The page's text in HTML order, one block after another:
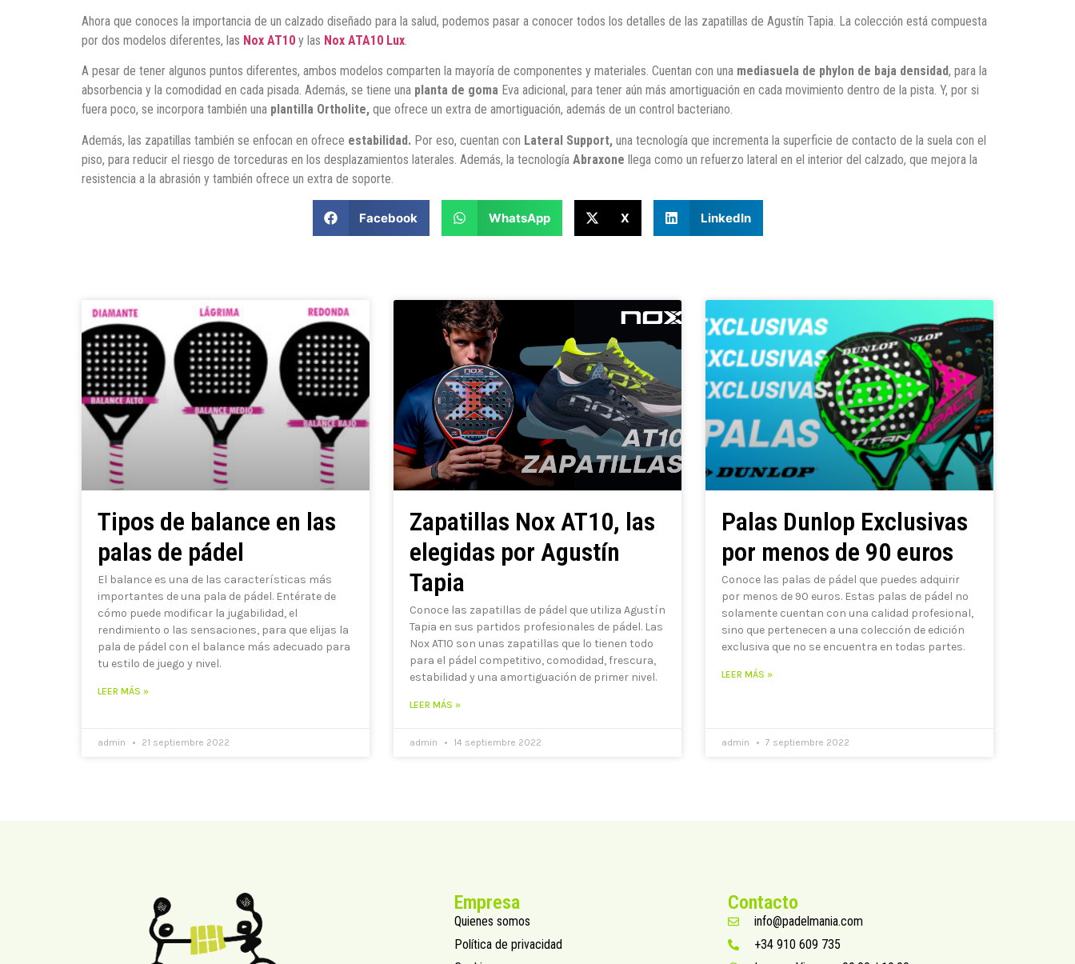
Ahora que conoces la importancia de un calzado diseñado para la salud, podemos pasar a conocer todos los detalles de las zapatillas de Agustín Tapia. La colección está compuesta
por dos modelos diferentes, las Nox AT10 y las Nox ATA10 Lux.
A pesar de tener algunos puntos diferentes, ambos modelos comparten la mayoría de componentes y materiales. Cuentan con una mediasuela de phylon de baja densidad, para la
absorbencia y la comodidad en cada pisada. Además, se tiene una planta de goma Eva adicional, para tener aún más amortiguación en cada movimiento dentro de la pista. Y, por si
fuera poco, se incorpora también una plantilla Ortholite, que ofrece un extra de amortiguación, además de un control bacteriano.
Además, las zapatillas también se enfocan en ofrece estabilidad. Por eso, cuentan con Lateral Support, una tecnología que incrementa la superficie de contacto de la suela con el
piso, para reducir el riesgo de torceduras en los desplazamientos laterales. Además, la tecnología Abraxone llega como un refuerzo lateral en el interior del calzado, que mejora la
resistencia a la abrasión y también ofrece un extra de soporte.
Facebook WhatsApp X LinkedIn
Tipos de balance en las
palas de pádel
El balance es una de las características más
importantes de una pala de pádel. Entérate de
cómo puede modificar la jugabilidad, el
rendimiento o las sensaciones, para que elijas la
pala de pádel con el balance más adecuado para
tu estilo de juego y nivel.
LEER MÁS »
admin 21 septiembre 2022
Zapatillas Nox AT10, las
elegidas por Agustín
Tapia
Conoce las zapatillas de pádel que utiliza Agustín
Tapia en sus partidos profesionales de pádel. Las
Nox AT10 son unas zapatillas que lo tienen todo
para el pádel competitivo, comodidad, frescura,
estabilidad y una amortiguación de primer nivel.
LEER MÁS »
admin 14 septiembre 2022
Palas Dunlop Exclusivas
por menos de 90 euros
Conoce las palas de pádel que puedes adquirir
por menos de 90 euros. Estas palas de pádel no
solamente cuentan con una calidad profesional,
sino que pertenecen a una colección de edición
exclusiva que no se encuentra en todas partes.
LEER MÁS »
admin 7 septiembre 2022
Empresa
Quienes somos
Política de privacidad
Contacto
info@padelmania.com
+34 910 609 735